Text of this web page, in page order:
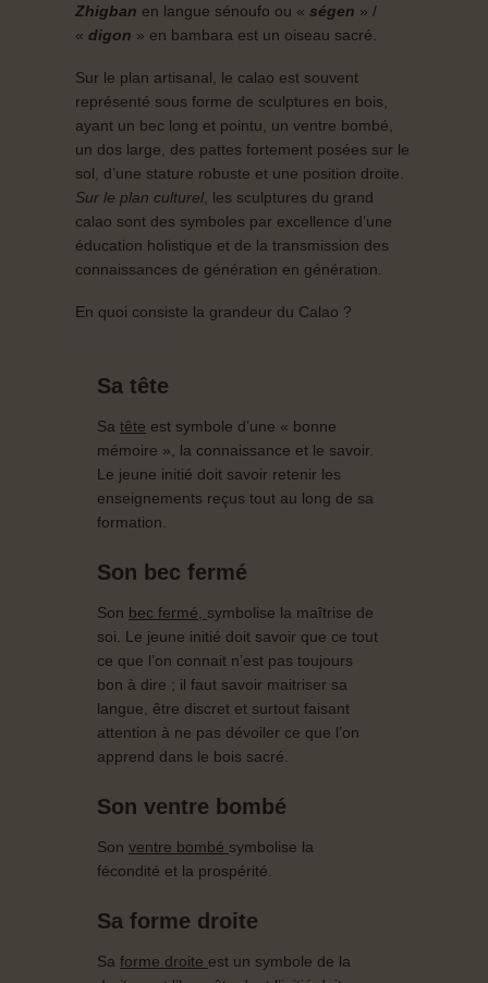
Zhigban en langue sénoufo ou « ségen » /
« digon » en bambara est un oiseau sacré.
Sur le plan artisanal, le calao est souvent
représenté sous forme de sculptures en bois,
ayant un bec long et pointu, un ventre bombé,
un dos large, des pattes fortement posées sur le
sol, d’une stature robuste et une position droite.
Sur le plan culturel , les sculptures du grand
calao sont des symboles par excellence d’une
éducation holistique et de la transmission des
connaissances de génération en génération.
En quoi consiste la grandeur du Calao ?
Sa tête
Sa tête est symbole d’une « bonne
mémoire », la connaissance et le savoir.
Le jeune initié doit savoir retenir les
enseignements reçus tout au long de sa
formation.
Son bec fermé
Son bec fermé, symbolise la maîtrise de
soi. Le jeune initié doit savoir que ce tout
ce que l’on connait n’est pas toujours
bon à dire ; il faut savoir maitriser sa
langue, être discret et surtout faisant
attention à ne pas dévoiler ce que l’on
apprend dans le bois sacré.
Son ventre bombé
Son ventre bombé symbolise la
fécondité et la prospérité.
Sa forme droite
Sa forme droite est un symbole de la